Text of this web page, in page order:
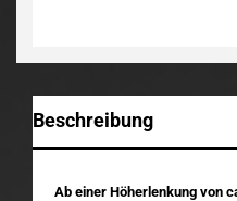
Beschreibung
Ab einer Höherlenkung von